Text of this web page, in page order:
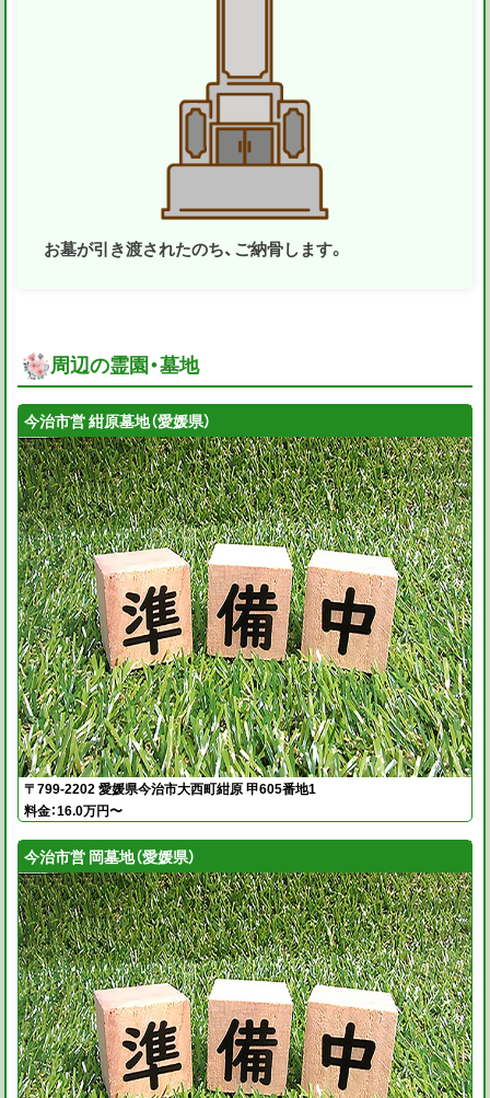
お墓が引き渡されたのち、ご納骨します。
周辺の霊園・墓地
今治市営 紺原墓地（愛媛県）
〒799-2202 愛媛県今治市大西町紺原 甲605番地1
料金：16.0万円〜
今治市営 岡墓地（愛媛県）